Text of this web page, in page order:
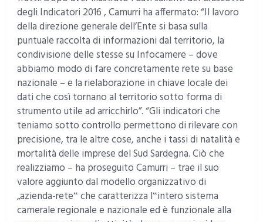
degli Indicatori 2016 , Camurri ha affermato: “Il lavoro
della direzione generale dell’Ente si basa sulla
puntuale raccolta di informazioni dal territorio, la
condivisione delle stesse su Infocamere – dove
abbiamo modo di fare concretamente rete su base
nazionale – e la rielaborazione in chiave locale dei
dati che così tornano al territorio sotto forma di
strumento utile ad arricchirlo”. “Gli indicatori che
teniamo sotto controllo permettono di rilevare con
precisione, tra le altre cose, anche i tassi di natalità e
mortalità delle imprese del Sud Sardegna. Ciò che
realizziamo – ha proseguito Camurri – trae il suo
valore aggiunto dal modello organizzativo di
„azienda-rete‟ che caratterizza l‟intero sistema
camerale regionale e nazionale ed è funzionale alla